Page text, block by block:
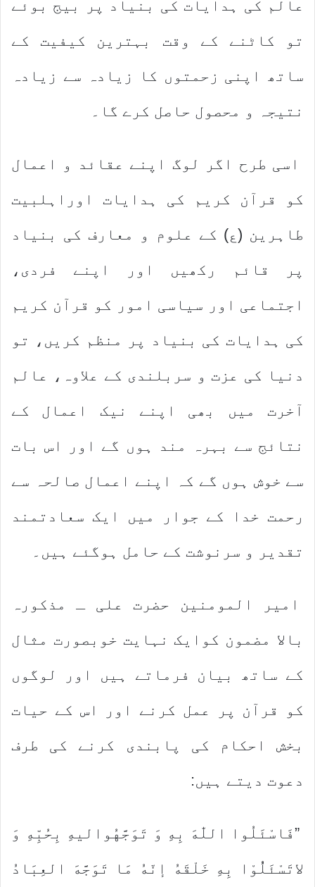
عالم کی ہدایات کی بنیاد پر بیج بوئے
تو کاٹنے کے وقت بہترین کیفیت کے
ساتھ اپنی زحمتوں کا زیادہ سے زیادہ
نتیجہ و محصول حاصل کرے گا۔
اسی طرح اگر لوگ اپنے عقائد و اعمال
کو قرآن کریم کی ہدایات اوراہلبیت
طاہرین (ع) کے علوم و معارف کی بنیاد
پر قائم رکھیں اور اپنے فردی،
اجتماعی اور سیاسی امور کو قرآن کریم
کی ہدایات کی بنیاد پر منظم کریں، تو
دنیا کی عزت و سربلندی کے علاوہ، عالم
آخرت میں بھی اپنے نیک اعمال کے
نتائج سے بہرہ مند ہوں گے اور اس بات
سے خوش ہوں گے کہ اپنے اعمال صالحہ سے
رحمت خدا کے جوار میں ایک سعادتمند
تقدیر و سرنوشت کے حامل ہوگئے ہیں۔
امیر المومنین حضرت علی ـ مذکورہ
بالا مضمون کوایک نہایت خوبصورت مثال
کے ساتھ بیان فرماتے ہیں اور لوگوں
کو قرآن پر عمل کرنے اور اس کے حیات
بخش احکام کی پابندی کرنے کی طرف
دعوت دیتے ہیں:
”فَاسْئَلُوا اللّٰهَ بِهِ وَ تَوَجَّهُوالیهِ بِحُبِّهِ وَ
لاتَسْئَلُُوْا بِهِ خَلْقَهُ إنّهُ مَا تَوَجَّهَ العِبَادُ